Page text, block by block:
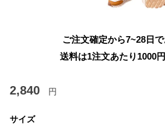
ご注文確定から7~28日
送料は1注文あたり 1000
2,840 円
サイズ